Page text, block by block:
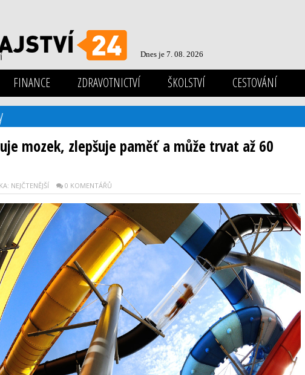
Dnes je 7. 08. 2026
FINANCE ZDRAVOTNICTVÍ ŠKOLSTVÍ CESTOVÁNÍ
mozek, zlepšuje paměť a může trvat až 60
NEJČTENĚJŠÍ 0 KOMENTÁŘŮ